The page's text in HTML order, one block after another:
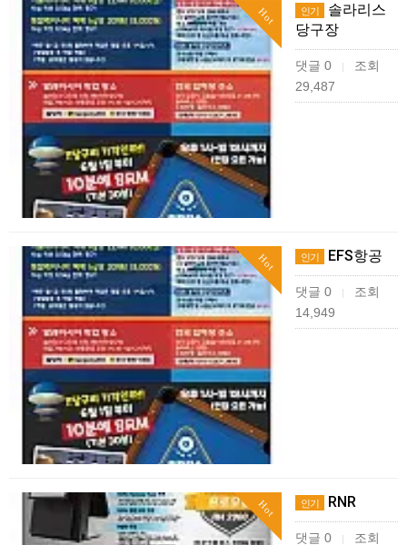
Hot 인기
솔라리스
당구장
댓글 0 |
조회
29,487
Hot 인기 EFS항공
댓글 0 |
조회
14,949
Hot 인기 RNR
댓글 0 |
조회